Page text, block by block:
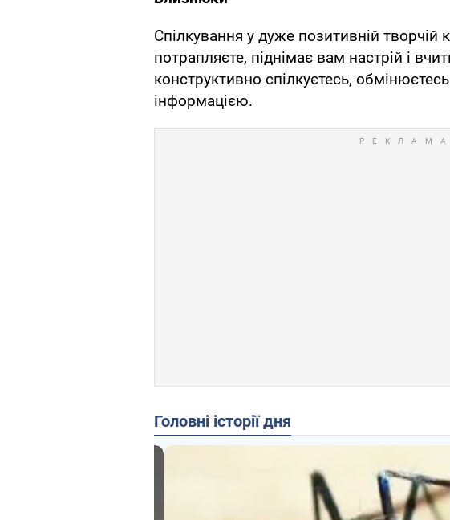
Спілкування у дуже позитивній творчій
потрапляєте, піднімає вам настрій і
конструктивно спілкуєтесь,
інформацією.
Головні історії дня